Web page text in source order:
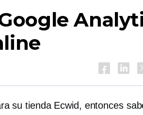
su tienda Ecwid, entonces